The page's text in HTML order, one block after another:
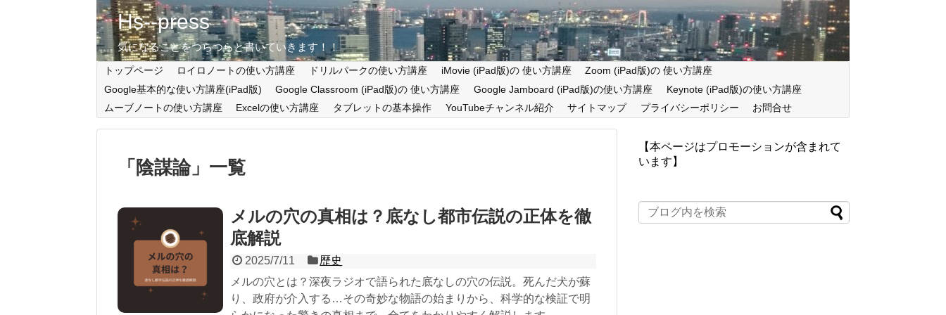
Hs--press
気になることをつらつらと書いていきます！！
トップページ ロイロノートの使い方講座 ドリルパークの使い方講座 iMovie (iPad版)の 使い方講座
Zoom (iPad版)の 使い方講座
Google基本的な使い方講座(iPad版)
Google Classroom (iPad版)の 使い方講座 Google Jamboard (iPad版)の使い方講座
Keynote (iPad版)の使い方講座
ムーブノートの使い方講座
Excelの使い方講座 タブレットの基本操作 YouTubeチャンネル紹介 サイトマップ プライバシーポリシー お問合せ
「 陰謀論」 一覧
メルの穴の真相は？底なし都市伝説の正体を徹
底解説
2025/7/11
歴史
メルの穴とは？深夜ラジオで語られた底なしの穴の伝説。死んだ犬が蘇
り、政府が介入する…その奇妙な物語の始まりから、科学的な検証で明
【本ページはプロモーションが含まれて
います】